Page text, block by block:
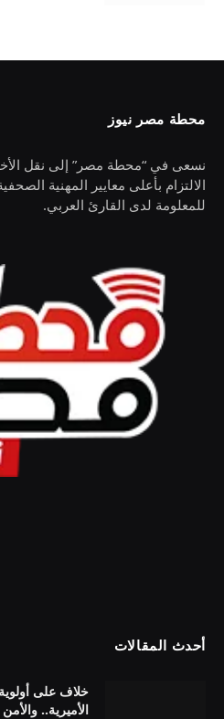
محطة مصر نيوز
نسعى في “محطة مصر” إلى نقل
الالتزام بأعلى معايير المهنية
للمعلومة لدى القارئ العربي.
أحدث المقالات
خلاف على
الأميرية..